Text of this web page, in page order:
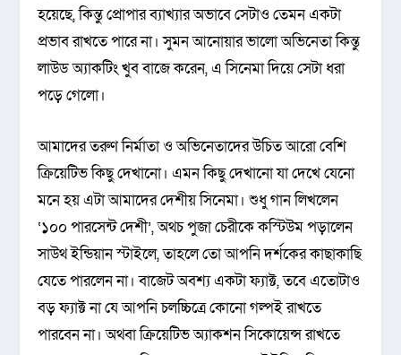
হয়েছে, কিন্তু প্রোপার ব্যাখ্যার অভাবে সেটাও তেমন একটা
প্রভাব রাখতে পারে না। সুমন আনোয়ার ভালো অভিনেতা কিন্তু
লাউড অ্যাকটিং খুব বাজে করেন, এ সিনেমা দিয়ে সেটা ধরা
পড়ে গেলো।
আমাদের তরুণ নির্মাতা ও অভিনেতাদের উচিত আরো বেশি
ক্রিয়েটিভ কিছু দেখানো। এমন কিছু দেখানো যা দেখে যেনো
মনে হয় এটা আমাদের দেশীয় সিনেমা। শুধু গান লিখলেন
‘১০০ পারসেন্ট দেশী’, অথচ পুজা চেরীকে কস্টিউম পড়ালেন
সাউথ ইন্ডিয়ান স্টাইলে, তাহলে তো আপনি দর্শকের কাছাকাছি
যেতে পারলেন না। বাজেট অবশ্য একটা ফ্যাক্ট, তবে এতোটাও
বড় ফ্যাক্ট না যে আপনি চলচ্চিত্রে কোনো গল্পই রাখতে
পারবেন না। অথবা ক্রিয়েটিভ অ্যাকশন সিকোয়েন্স রাখতে